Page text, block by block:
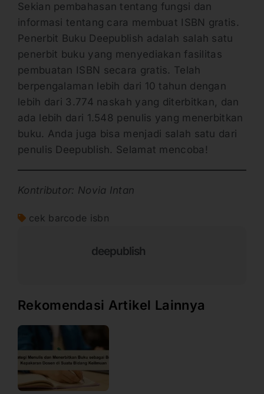
Sekian pembahasan tentang fungsi dan
informasi tentang cara membuat ISBN gratis.
Penerbit Buku Deepublish adalah salah satu
penerbit buku yang menyediakan fasilitas
pembuatan ISBN secara gratis. Telah
berpengalaman lebih dari 10 tahun dengan
lebih dari 3.774 naskah yang diterbitkan, dan
ada lebih dari 1.548 penulis yang menerbitkan
buku. Anda juga bisa menjadi salah satu dari
penulis Deepublish. Selamat mencoba!
Kontributor: Novia Intan
cek barcode isbn
deepublish
Rekomendasi Artikel Lainnya